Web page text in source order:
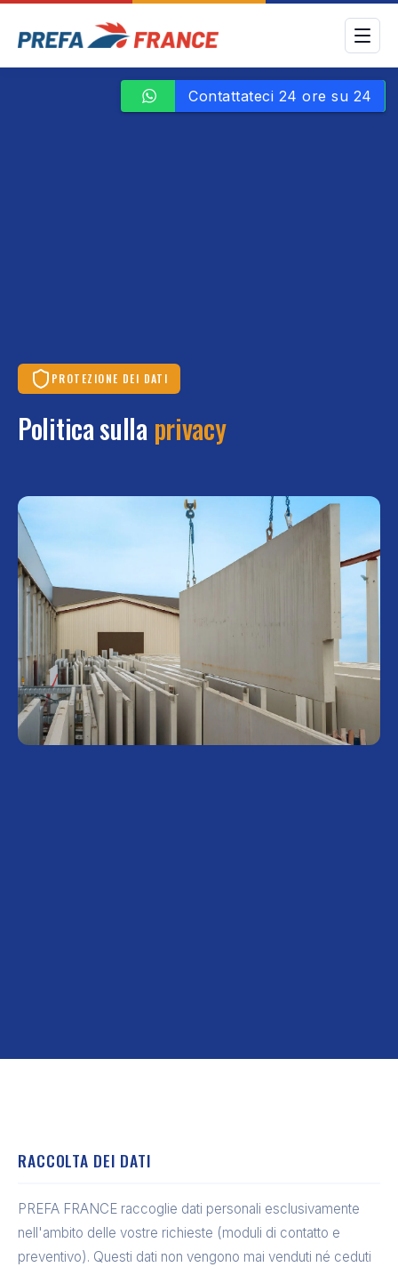
PROTEZIONE DEI DATI
Politica sulla privacy
RACCOLTA DEI DATI
PREFA FRANCE raccoglie dati personali esclusivamente
nell'ambito delle vostre richieste (moduli di contatto e
preventivo). Questi dati non vengono mai venduti né ceduti